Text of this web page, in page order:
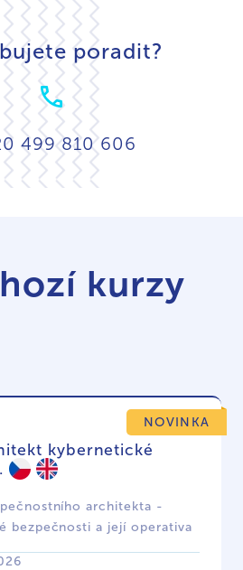
poradit?
499 810 606
kurzy
kybernetické
architekta -
bezpečnosti a její operativa
NOVINKA